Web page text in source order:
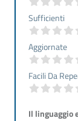
Sufficienti
Aggiornate
Facili Da
Il linguaggio